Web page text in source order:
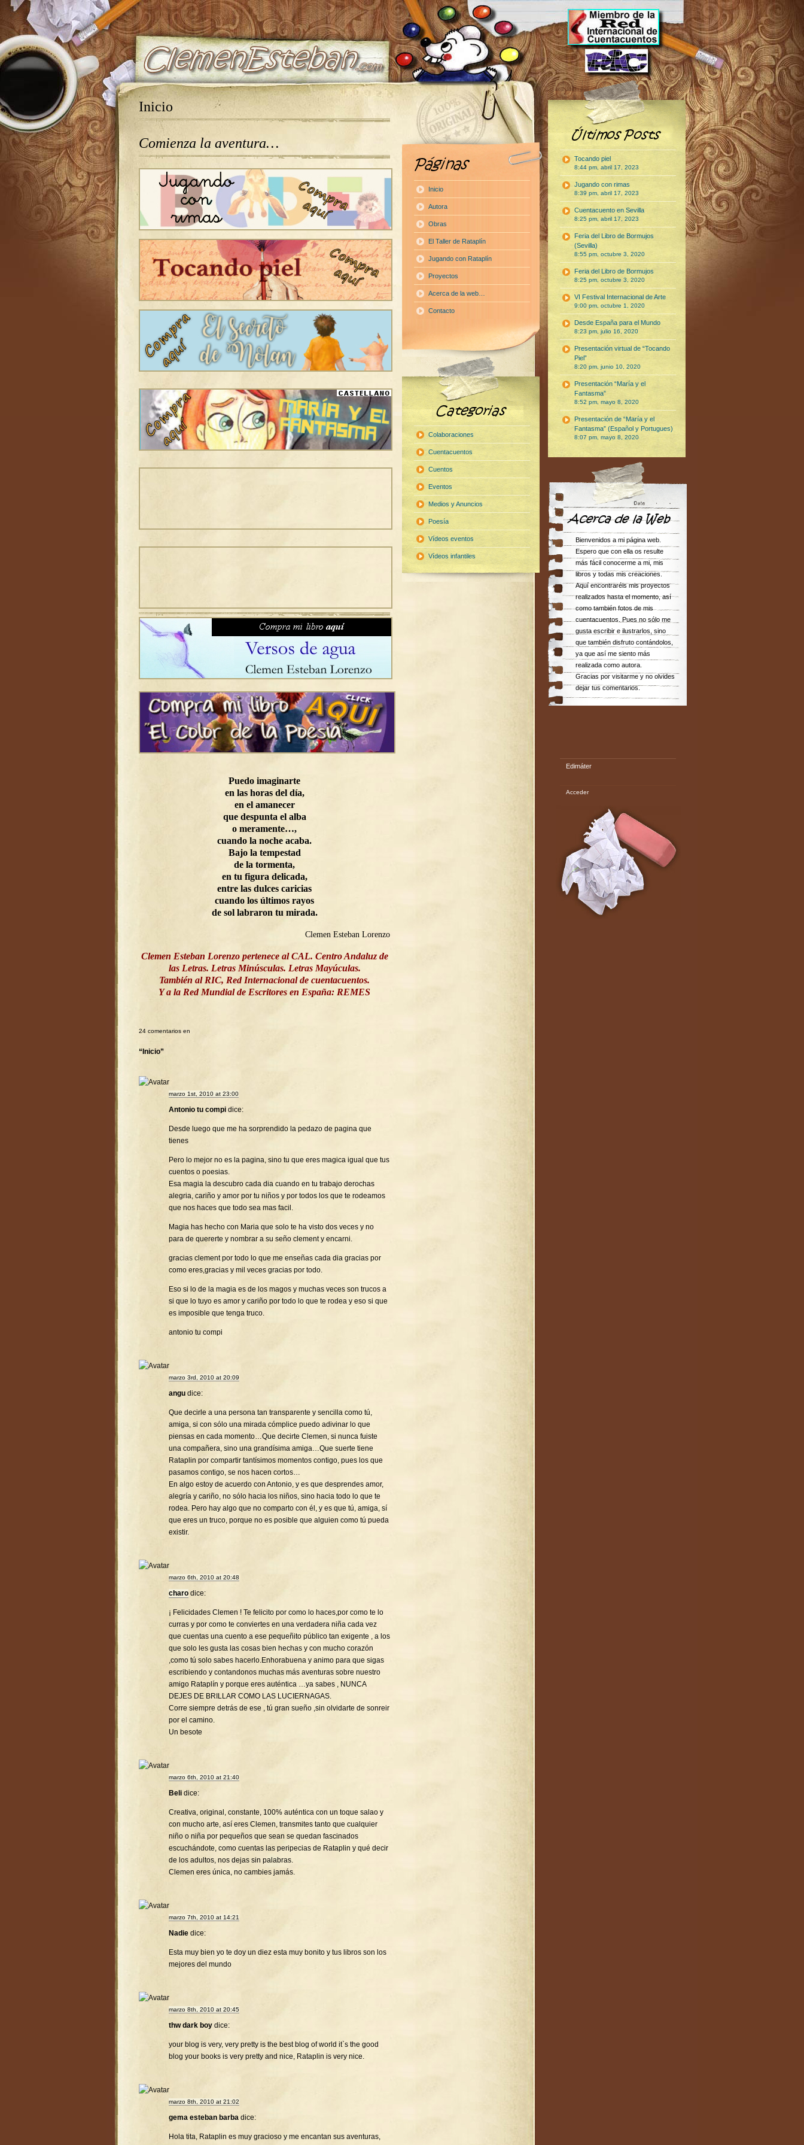
Inicio
Comienza la aventura…
Puedo imaginarte
en las horas del día,
en el amanecer
que despunta el alba
o meramente…,
cuando la noche acaba.
Bajo la tempestad
de la tormenta,
en tu figura delicada,
entre las dulces caricias
cuando los últimos rayos
de sol labraron tu mirada.
Clemen Esteban Lorenzo
Clemen Esteban Lorenzo pertenece al CAL. Centro Andaluz de
las Letras. Letras Minúsculas. Letras Mayúculas.
También al RIC, Red Internacional de cuentacuentos.
Y a la Red Mundial de Escritores en España: REMES
24 comentarios en
“Inicio”
marzo 1st, 2010 at 23:00
Antonio tu compi dice:
Desde luego que me ha sorprendido la pedazo de pagina que
tienes
Pero lo mejor no es la pagina, sino tu que eres magica igual que tus
cuentos o poesias.
Esa magia la descubro cada dia cuando en tu trabajo derochas
alegria, cariño y amor por tu niños y por todos los que te rodeamos
que nos haces que todo sea mas facil.
Magia has hecho con Maria que solo te ha visto dos veces y no
para de quererte y nombrar a su seño clement y encarni.
gracias clement por todo lo que me enseñas cada dia gracias por
como eres,gracias y mil veces gracias por todo.
Eso si lo de la magia es de los magos y muchas veces son trucos a
si que lo tuyo es amor y cariño por todo lo que te rodea y eso si que
es imposible que tenga truco.
antonio tu compi
marzo 3rd, 2010 at 20:09
angu dice:
Que decirle a una persona tan transparente y sencilla como tú,
amiga, si con sólo una mirada cómplice puedo adivinar lo que
piensas en cada momento…Que decirte Clemen, si nunca fuiste
una compañera, sino una grandísima amiga…Que suerte tiene
Rataplin por compartir tantísimos momentos contigo, pues los que
pasamos contigo, se nos hacen cortos…
En algo estoy de acuerdo con Antonio, y es que desprendes amor,
alegría y cariño, no sólo hacia los niños, sino hacia todo lo que te
rodea. Pero hay algo que no comparto con él, y es que tú, amiga, sí
que eres un truco, porque no es posible que alguien como tú pueda
existir.
marzo 6th, 2010 at 20:48
charo dice:
¡ Felicidades Clemen ! Te felicito por como lo haces,por como te lo
curras y por como te conviertes en una verdadera niña cada vez
que cuentas una cuento a ese pequeñito público tan exigente , a los
que solo les gusta las cosas bien hechas y con mucho corazón
,como tú solo sabes hacerlo.Enhorabuena y animo para que sigas
escribiendo y contandonos muchas más aventuras sobre nuestro
amigo Rataplín y porque eres auténtica …ya sabes , NUNCA
DEJES DE BRILLAR COMO LAS LUCIERNAGAS.
Corre siempre detrás de ese , tú gran sueño ,sin olvidarte de sonreir
por el camino.
Un besote
marzo 6th, 2010 at 21:40
Beli dice:
Creativa, original, constante, 100% auténtica con un toque salao y
con mucho arte, así eres Clemen, transmites tanto que cualquier
niño o niña por pequeños que sean se quedan fascinados
escuchándote, como cuentas las peripecias de Rataplin y qué decir
de los adultos, nos dejas sin palabras.
Clemen eres única, no cambies jamás.
marzo 7th, 2010 at 14:21
Nadie dice:
Esta muy bien yo te doy un diez esta muy bonito y tus libros son los
mejores del mundo
marzo 8th, 2010 at 20:45
thw dark boy dice:
your blog is very, very pretty is the best blog of world it`s the good
blog your books is very pretty and nice, Rataplin is very nice.
marzo 8th, 2010 at 21:02
gema esteban barba dice:
Hola tita, Rataplin es muy gracioso y me encantan sus aventuras,
Inicio
Autora
Obras
El Taller de Rataplín
Jugando con Rataplín
Proyectos
Acerca de la web…
Contacto
Colaboraciones
Cuentacuentos
Cuentos
Eventos
Medios y Anuncios
Poesía
Vídeos eventos
Vídeos infantiles
Tocando piel
8:44 pm, abril 17, 2023
Jugando con rimas
8:39 pm, abril 17, 2023
Cuentacuento en Sevilla
8:25 pm, abril 17, 2023
Feria del Libro de Bormujos
(Sevilla)
8:55 pm, octubre 3, 2020
Feria del Libro de Bormujos
8:25 pm, octubre 3, 2020
VI Festival Internacional de Arte
9:00 pm, octubre 1, 2020
Desde España para el Mundo
8:23 pm, julio 16, 2020
Presentación virtual de “Tocando
Piel”
8:20 pm, junio 10, 2020
Presentación “María y el
Fantasma”
8:52 pm, mayo 8, 2020
Presentación de “María y el
Fantasma” (Español y Portugues)
8:07 pm, mayo 8, 2020
Bienvenidos a mi página web.
Espero que con ella os resulte
más fácil conocerme a mi, mis
libros y todas mis creaciones.
Aquí encontraréis mis proyectos
realizados hasta el momento, así
como también fotos de mis
cuentacuentos. Pues no sólo me
gusta escribir e ilustrarlos, sino
que también disfruto contándolos,
ya que así me siento más
realizada como autora.
Gracias por visitarme y no olvides
dejar tus comentarios.
Edimáter
Acceder